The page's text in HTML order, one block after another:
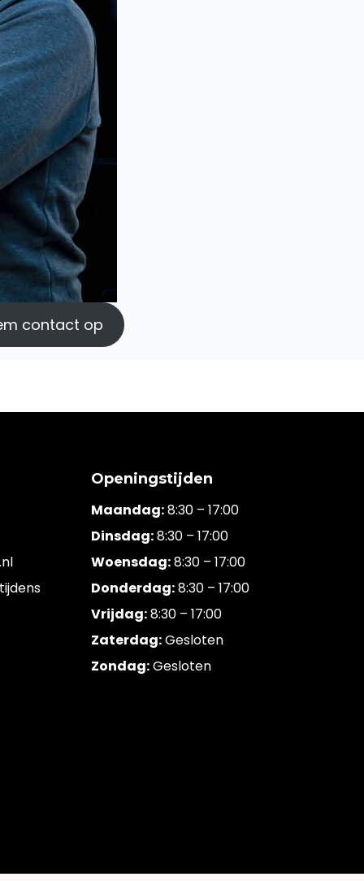
contact op
Openingstijden
Maandag:8:30 – 17:00
Dinsdag:8:30 – 17:00
Woensdag:8:30 – 17:00
Donderdag:8:30 – 17:00
Vrijdag:8:30 – 17:00
Zaterdag:Gesloten
Zondag:Gesloten